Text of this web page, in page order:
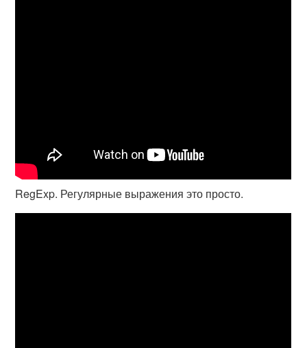
RegExp. Регулярные выражения это просто.